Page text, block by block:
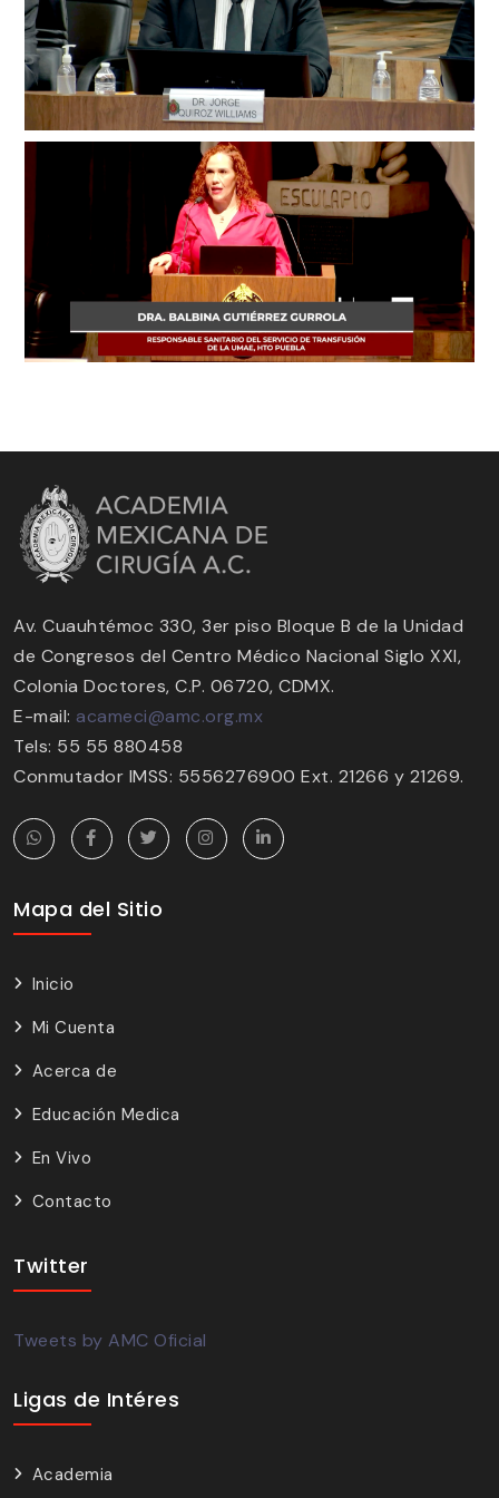
Av. Cuauhtémoc 330, 3er piso Bloque B de la Unidad
de Congresos del Centro Médico Nacional Siglo XXI,
Colonia Doctores, C.P. 06720, CDMX.
E-mail: acameci@amc.org.mx
Tels: 55 55 880458
Conmutador IMSS: 5556276900 Ext. 21266 y 21269.
Mapa del Sitio
Inicio
Mi Cuenta
Acerca de
Educación Medica
En Vivo
Contacto
Twitter
Tweets by AMC Oficial
Ligas de Intéres
Academia